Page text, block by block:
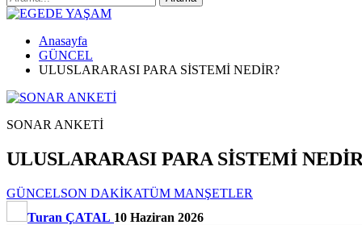
Anasayfa
GÜNCEL
ULUSLARARASI PARA SİSTEMİ NEDİR?
SONAR ANKETİ
ULUSLARARASI PARA SİSTEMİ
GÜNCELSON DAKİKATÜM MANŞETLER
Turan ÇATAL 10 Haziran 2026